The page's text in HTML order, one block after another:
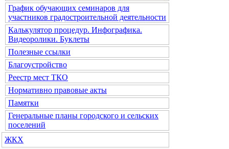
График обучающих семинаров для
участников градостроительной деятельности
Калькулятор процедур. Инфографика.
Видеоролики. Буклеты
Полезные ссылки
Благоустройство
Реестр мест ТКО
Нормативно правовые акты
Памятки
Генеральные планы городского и сельских
поселений
ЖКХ